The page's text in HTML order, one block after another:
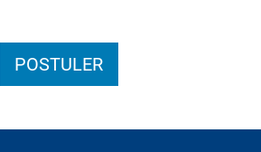
POSTULER